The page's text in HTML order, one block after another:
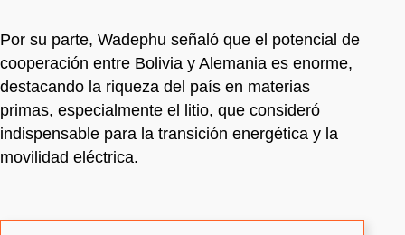
Por su parte, Wadephu señaló que el potencial de
cooperación entre Bolivia y Alemania es enorme,
destacando la riqueza del país en materias
primas, especialmente el litio, que consideró
indispensable para la transición energética y la
movilidad eléctrica.